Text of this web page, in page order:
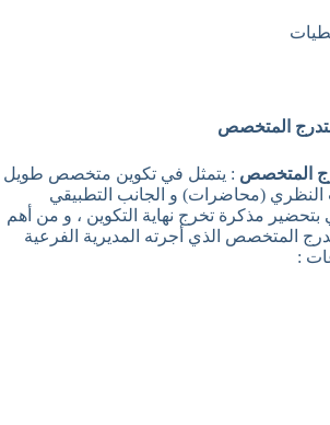
المتخصص
المتخصص : يتمثل في تكوين متخصص طويل
النظري (محاضرات) و الجانب التطبيقي
مذكرة تخرج نهاية التكوين ، و من أهم
المتخصص الذي أجرته المديرية الفرعية
: